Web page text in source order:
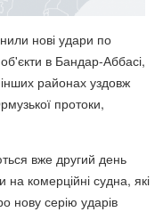
нові удари по
в Бандар-Аббасі,
районах уздовж
протоки,
вже другий день
на комерційні судна, які
нову серію ударів